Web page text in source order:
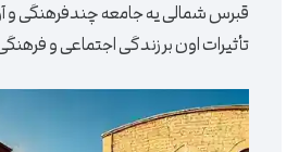
قبرس شمالی یه جامعه چندفرهنگی و
تأثیرات اون بر زندگی اجتماعی و